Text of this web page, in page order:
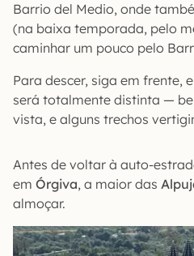
Barrio del Medio, onde
(na baixa temporada, pelo
caminhar um pouco pelo
Para descer, siga em frente,
será totalmente distinta —
vista, e alguns trechos
Antes de voltar à auto-
em Órgiva, a maior das
almoçar.